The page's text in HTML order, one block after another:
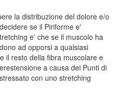
la distribuzione del dolore e/o
se il Piriforme e'
e' che se il muscolo ha
ad opporsi a qualsiasi
il resto della fibra muscolare e
a causa dei Punti di
con uno stretching